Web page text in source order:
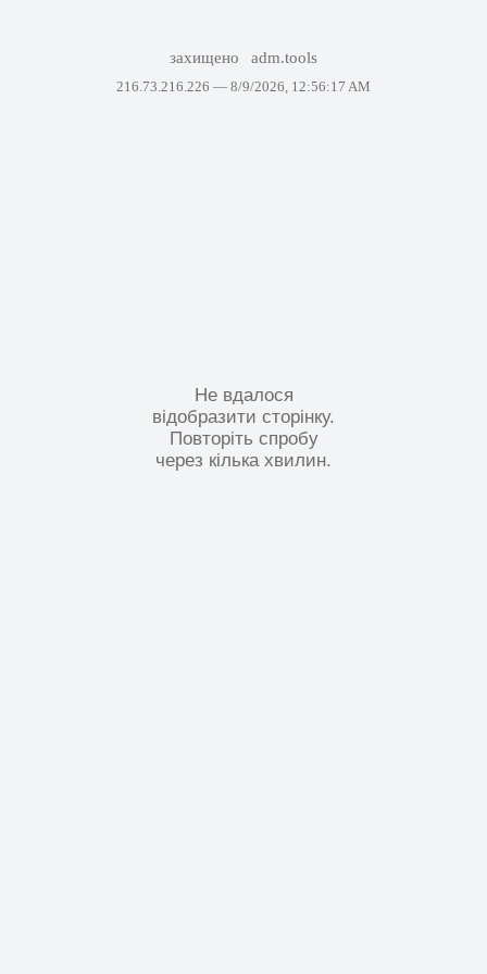
захищено adm.tools
216.73.216.226 — 8/9/2026, 12:56:17 AM
Не вдалося
відобразити сторінку.
Повторіть спробу
через кілька хвилин.